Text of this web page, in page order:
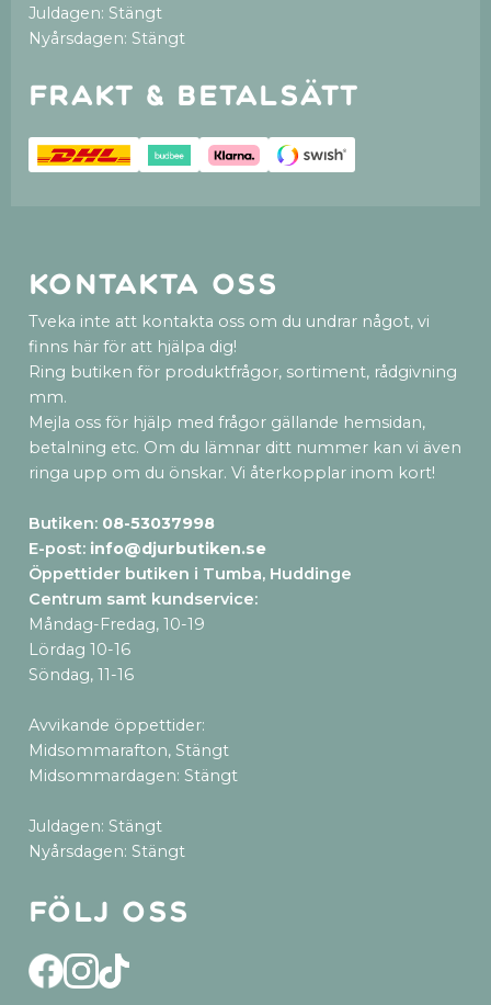
Juldagen: Stängt
Nyårsdagen: Stängt
Frakt & betalsätt
Kontakta oss
Tveka inte att kontakta oss om du undrar något, vi
finns här för att hjälpa dig!
Ring butiken för produktfrågor, sortiment, rådgivning
mm.
Mejla oss för hjälp med frågor gällande hemsidan,
betalning etc. Om du lämnar ditt nummer kan vi även
ringa upp om du önskar. Vi återkopplar inom kort!
Butiken: 08-53037998
E-post: info@djurbutiken.se
Öppettider butiken i Tumba, Huddinge
Centrum samt kundservice:
Måndag-Fredag, 10-19
Lördag 10-16
Söndag, 11-16
Avvikande öppettider:
Midsommarafton, Stängt
Midsommardagen: Stängt
Juldagen: Stängt
Nyårsdagen: Stängt
Följ oss